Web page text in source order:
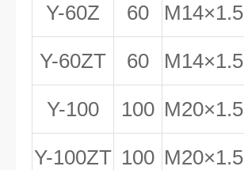
Y-60Z 60 M14×1.5
Y-60ZT 60 M14×1.5
Y-100 100 M20×1.5
Y-100ZT 100 M20×1.5